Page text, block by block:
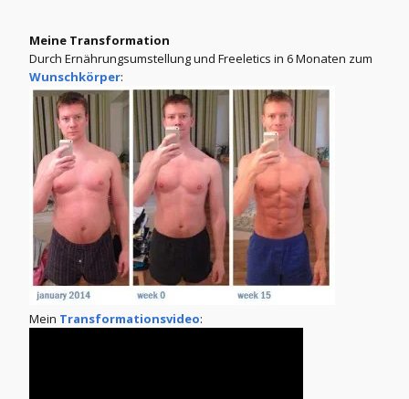
Meine Transformation
Durch Ernährungsumstellung und Freeletics in 6 Monaten zum
Wunschkörper:
Mein Transformationsvideo: